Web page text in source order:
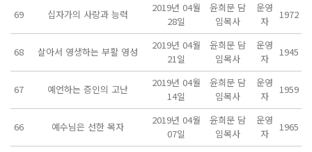
69 십자가의 사랑과 능력
2019년 04월
28일
윤희문 담
임목사
운영
자
1972
68 살아서 영생하는 부활 영성
2019년 04월
21일
윤희문 담
임목사
운영
자
1945
67 예언하는 증인의 고난
2019년 04월
14일
윤희문 담
임목사
운영
자
1959
66 예수님은 선한 목자
2019년 04월
07일
윤희문 담
임목사
운영
자
1965